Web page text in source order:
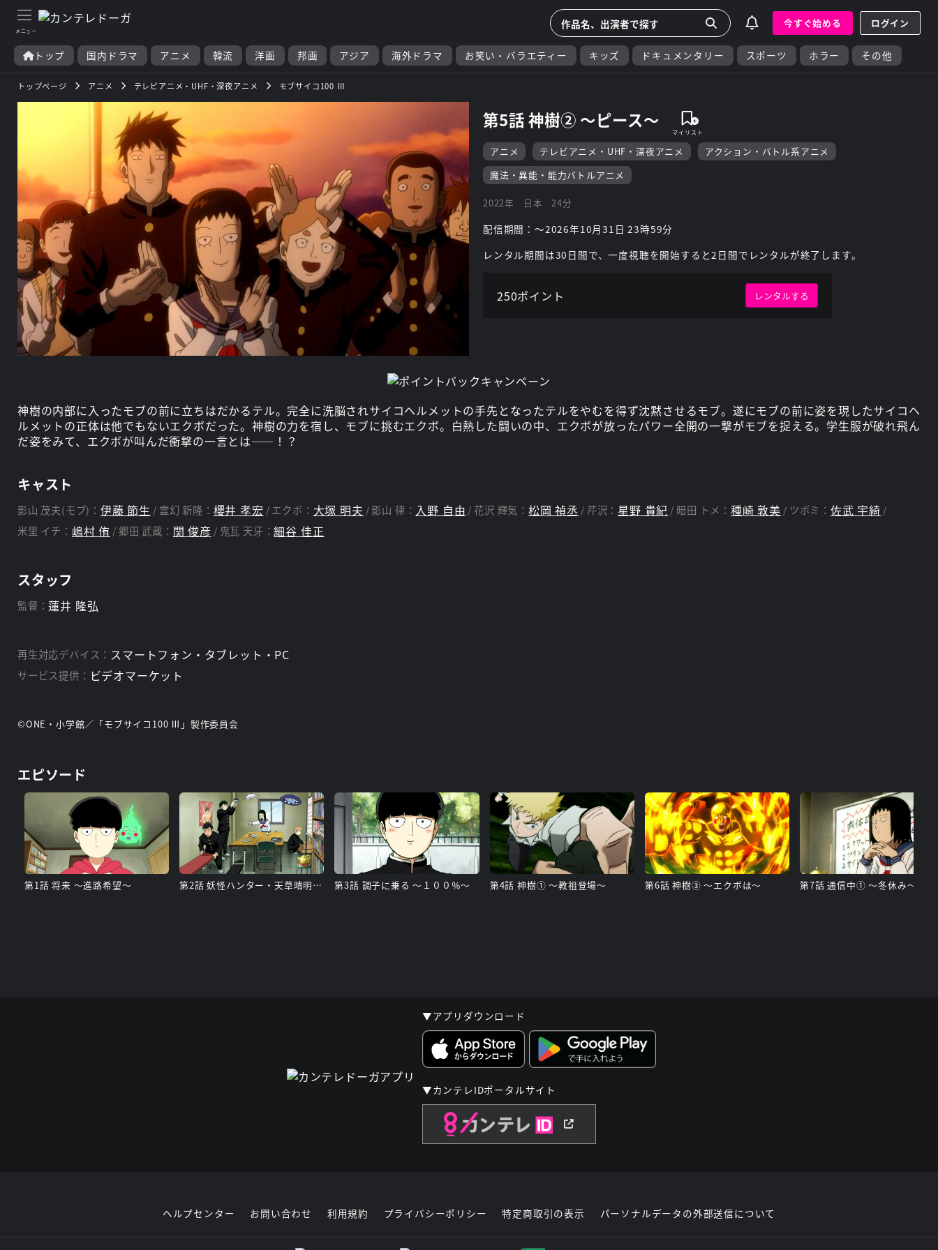
今すぐ始める ログイン
トップ 国内ドラマ アニメ 韓流 洋画 邦画 アジア 海外ドラマ お笑い・バラエティー キッズ ドキュメンタリー スポーツ ホラー その他
トップページ アニメ テレビアニメ・UHF・深夜アニメ モブサイコ100 Ⅲ
第5話 神樹② ～ピース～
アニメ テレビアニメ・UHF・深夜アニメ
アクション・バトル系アニメ
魔法・異能・能力バトルアニメ
2022年 日本 24分
配信期間：～2026年10月31日 23時59分
レンタル期間は30日間で、一度視聴を開始すると2日間でレンタルが終了します。
250ポイント レンタルする
神樹の内部に入ったモブの前に立ちはだかるテル。完全に洗脳されサイコヘルメットの手先となったテルをやむを得ず沈黙させるモブ。遂にモブの前に姿を現したサイコヘ
ルメットの正体は他でもないエクボだった。神樹の力を宿し、モブに挑むエクボ。白熱した闘いの中、エクボが放ったパワー全開の一撃がモブを捉える。学生服が破れ飛ん
だ姿をみて、エクボが叫んだ衝撃の一言とは――！？
キャスト
影山 茂夫(モブ)： 伊藤 節生 霊幻 新隆： 櫻井 孝宏 エクボ： 大塚 明夫 影山 律： 入野 自由 花沢 輝気：松岡 禎丞 芹沢： 星野 貴紀 暗田 トメ： 種崎 敦美 ツボミ： 佐武 宇綺
米里 イチ： 嶋村 侑 郷田 武蔵： 関 俊彦 鬼瓦 天牙：細谷 佳正
スタッフ
監督：蓮井 隆弘
再生対応デバイス： スマートフォン・タブレット・PC
サービス提供： ビデオマーケット
©ONE・小学館／「モブサイコ100 Ⅲ」製作委員会
エピソード
第1話 将来 ～進路希望～ 第2話 妖怪ハンター・天草晴明登場！ ～百鬼の脅威！！～ 第3話 調子に乗る ～１００％～ 第4話 神樹① ～教祖登場～ 第6話 神樹③ ～エクボは～ 第7話 通信中① ～冬休み～
▼アプリダウンロード
▼カンテレIDポータルサイト
ヘルプセンター お問い合わせ 利用規約 プライバシーポリシー 特定商取引の表示 パーソナルデータの外部送信について